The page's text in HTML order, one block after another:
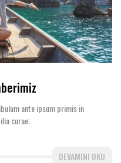
ante ipsum primis in
curae;
DEVAMINI OKU